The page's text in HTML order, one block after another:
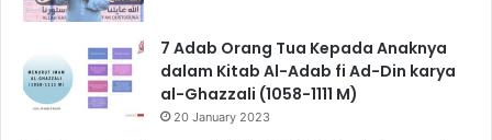
7 Adab Orang Tua Kepada Anaknya
dalam Kitab Al-Adab fi Ad-Din karya
al-Ghazzali (1058-1111 M)
20 January 2023